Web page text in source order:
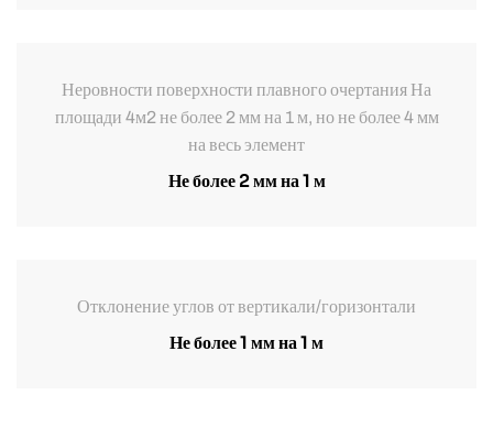
Неровности поверхности плавного очертания На
площади 4м2 не более 2 мм на 1 м, но не более 4 мм
на весь элемент
Не более 2 мм на 1 м
Отклонение углов от вертикали/горизонтали
Не более 1 мм на 1 м